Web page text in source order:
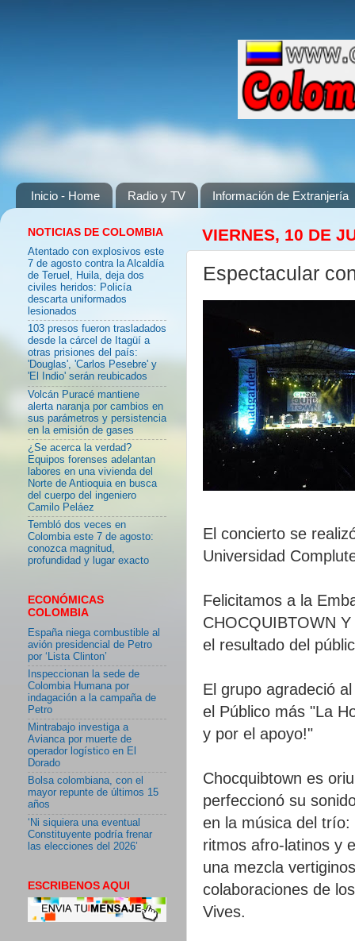
Inicio - Home Radio y TV Información de Extranjería
VIERNES, 10 DE
Espectacular
El concierto se
Universidad
Felicitamos a la
CHOCQUIBTOWN
el resultado del
El grupo agradeció
el Público más "La
y por el apoyo!"
Chocquibtown es
perfeccionó su
en la música del
ritmos afro-latinos y
una mezcla
colaboraciones de
Vives.
NOTICIAS DE COLOMBIA
Atentado con explosivos este
7 de agosto contra la Alcaldía
de Teruel, Huila, deja dos
civiles heridos: Policía
descarta uniformados
lesionados
103 presos fueron trasladados
desde la cárcel de Itagüí a
otras prisiones del país:
'Douglas', 'Carlos Pesebre' y
'El Indio' serán reubicados
Volcán Puracé mantiene
alerta naranja por cambios en
sus parámetros y persistencia
en la emisión de gases
¿Se acerca la verdad?
Equipos forenses adelantan
labores en una vivienda del
Norte de Antioquia en busca
del cuerpo del ingeniero
Camilo Peláez
Tembló dos veces en
Colombia este 7 de agosto:
conozca magnitud,
profundidad y lugar exacto
ECONÓMICAS
COLOMBIA
España niega combustible al
avión presidencial de Petro
por ‘Lista Clinton’
Inspeccionan la sede de
Colombia Humana por
indagación a la campaña de
Petro
Mintrabajo investiga a
Avianca por muerte de
operador logístico en El
Dorado
Bolsa colombiana, con el
mayor repunte de últimos 15
años
‘Ni siquiera una eventual
Constituyente podría frenar
las elecciones del 2026’
ESCRIBENOS AQUI